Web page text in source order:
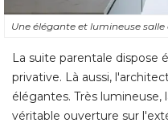
Une élégante et lumineuse salle
La suite parentale dispose
privative. Là aussi,
élégantes. Très
véritable ouverture sur